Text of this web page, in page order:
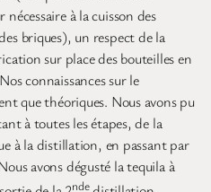
à la cuisson des
briques), un respect de la
sur place des bouteilles en
connaissances sur le
que théoriques. Nous avons pu
à toutes les étapes, de la
à la distillation, en passant par
avons dégusté la tequila à
nde